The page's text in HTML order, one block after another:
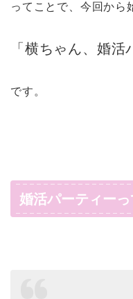
ってことで、今回から
「横ちゃん、婚活
です。
婚活パーティーっ